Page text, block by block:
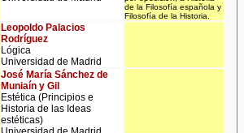
de la Filosofía española y
Filosofía de la Historia.
Leopoldo Palacios
Rodríguez
Lógica
Universidad de Madrid
José María Sánchez de
Muniaín y Gil
Estética (Principios e
Historia de las Ideas
estéticas)